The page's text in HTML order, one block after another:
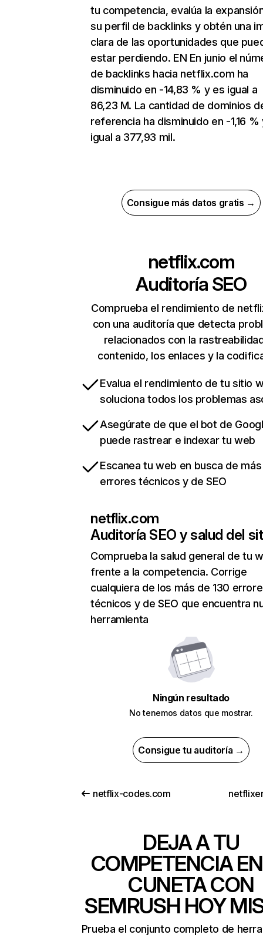
tu competencia, evalúa la
su perfil de backlinks y obtén una
clara de las oportunidades que
estar perdiendo. EN En junio el
de backlinks hacia netflix.com ha
disminuido en -14,83 % y es igual a
86,23 M. La cantidad de dominios
referencia ha disminuido en -1,16 %
igual a 377,93 mil.
Consigue más datos gratis →
netflix.com
Auditoría SEO
Comprueba el rendimiento de
con una auditoría que detecta
relacionados con la
contenido, los enlaces y la
Evalua el rendimiento de tu sitio
soluciona todos los problemas
Asegúrate de que el bot de
puede rastrear e indexar tu web
Escanea tu web en busca de
errores técnicos y de SEO
netflix.com
Auditoría SEO y salud del
Comprueba la salud general de tu
frente a la competencia. Corrige
cualquiera de los más de 130
técnicos y de SEO que encuentra
herramienta
Ningún resultado
No tenemos datos que mostrar.
Consigue tu auditoría →
netflix-codes.com
DEJA A TU
COMPETENCIA
CUNETA CON
SEMRUSH HOY
Prueba el conjunto completo de